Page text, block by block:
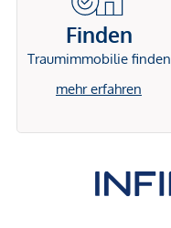
Finden
Traumimmobilie finden
mehr erfahren